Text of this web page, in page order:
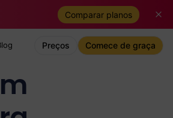
Comparar planos
Preços Comece de graça